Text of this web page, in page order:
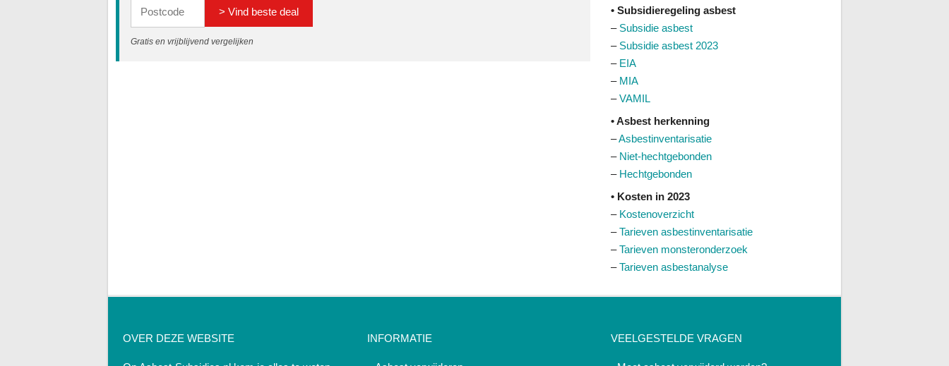
> Vind beste deal
Gratis en vrijblijvend vergelijken
• Subsidieregeling asbest
– Subsidie asbest
– Subsidie asbest 2023
– EIA
– MIA
–VAMIL
• Asbest herkenning
–Asbestinventarisatie
– Niet-hechtgebonden
– Hechtgebonden
• Kosten in 2023
– Kostenoverzicht
–Tarieven asbestinventarisatie
–Tarieven monsteronderzoek
–Tarieven asbestanalyse
OVER DEZE WEBSITE INFORMATIE VEELGESTELDE VRAGEN